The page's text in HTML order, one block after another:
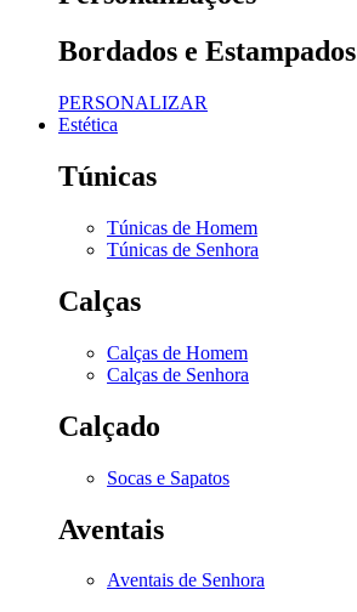
Bordados e Estampados
PERSONALIZAR
Estética
Túnicas
Túnicas de Homem
Túnicas de Senhora
Calças
Calças de Homem
Calças de Senhora
Calçado
Socas e Sapatos
Aventais
Aventais de Senhora